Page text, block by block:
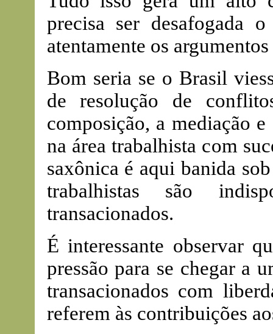
precisa ser desafogada
atentamente os
Bom seria se o Brasil
de resolução de
composição, a mediação
na área trabalhista com
saxônica é aqui banida
trabalhistas são
transacionados.
É interessante observar
pressão para se chegar a
transacionados com
referem às contribuições